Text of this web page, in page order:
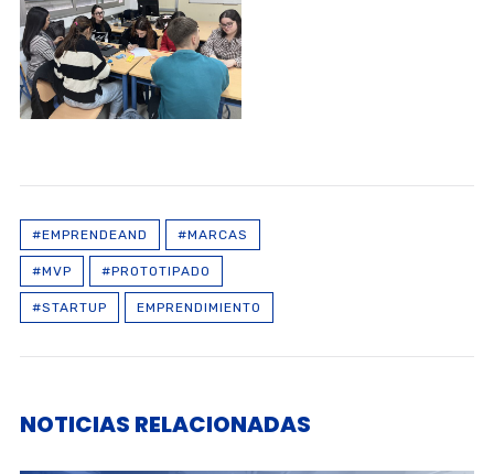
#EMPRENDEAND #MARCAS
#MVP #PROTOTIPADO
#STARTUP EMPRENDIMIENTO
NOTICIAS RELACIONADAS